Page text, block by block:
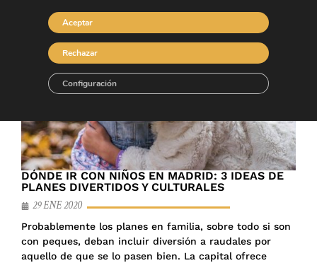
DÓNDE IR CON NIÑOS EN MADRID: 3 IDEAS DE
PLANES DIVERTIDOS Y CULTURALES
29 ENE 2020
Probablemente los planes en familia, sobre todo si son
con peques, deban incluir diversión a raudales por
aquello de que se lo pasen bien. La capital ofrece
Aceptar
Rechazar
Configuración